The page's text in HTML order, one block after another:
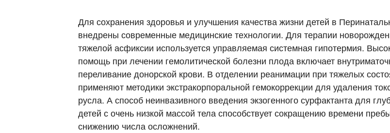
Для сохранения здоровья и улучшения качества жизни детей в
внедрены современные медицинские технологии. Для терапии
тяжелой асфиксии используется управляемая системная гипотермия.
помощь при лечении гемолитической болезни плода включает
переливание донорской крови. В отделении реанимации при тяжелых
применяют методики экстракорпоральной гемокоррекции для удаления
русла. А способ неинвазивного введения экзогенного сурфактанта для
детей с очень низкой массой тела способствует сокращению времени
снижению числа осложнений.